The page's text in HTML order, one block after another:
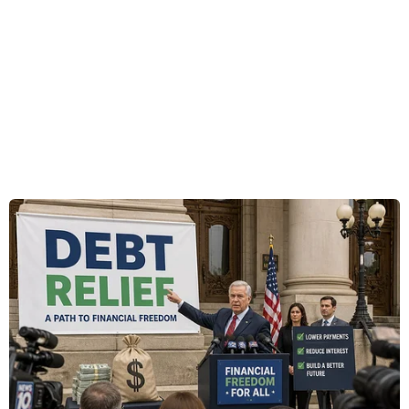
Trong khi BMW quyết định xây một nhà máy
mới ở Brazil, vẫn còn nhiều chitiết cần được
giải quyết. Người đứng đầu bộ phận tài chính
của BMW FriedrichEichiner cho Reuters hay:
“Chúng tôi sẽ trình kế hoạch đầu tư lên chính
phủBrazil."